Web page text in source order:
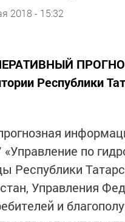
2018 - 15:32
ПРОГНОЗ
Республики
по
Республики
Управления
и